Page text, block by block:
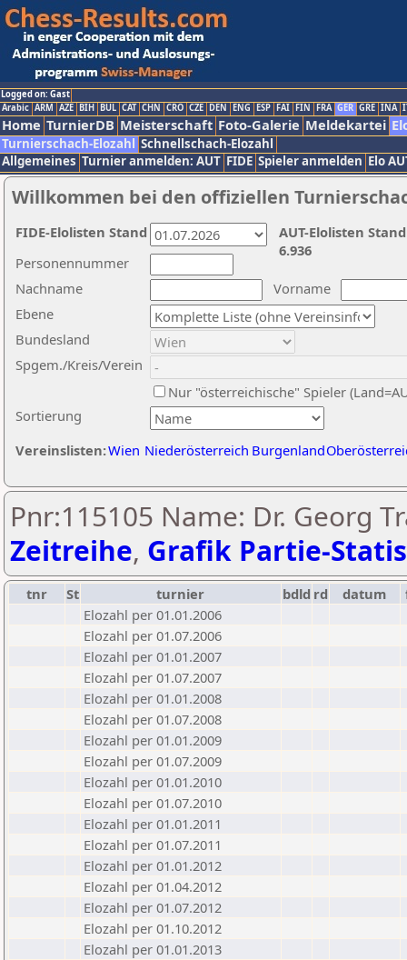
Logged on: Gast
Arabic ARM AZE BIH BUL CAT CHN CRO CZE DEN ENG ESP FAI FIN FRA GER GRE INA
Home TurnierDB Meisterschaft Foto-Galerie Meldekartei
Turnierschach-Elozahl Schnellschach-Elozahl
Allgemeines Turnier anmelden: AUT FIDE Spieler anmelden Elo
Willkommen bei den offiziellen
Nachname
Vorname
Ebene
Sortierung
Personennummer
Bundesland
Spgem./Kreis/Verein
Nur "österreichische" Spieler
Vereinslisten:Wien Niederösterreich Burgenland
AUT-Elolisten
6.936
FIDE-Elolisten Stand
Pnr:115105 Name: Dr. Georg
Zeitreihe, Grafik Partie-
tnr St turnier bdld rd datum
Elozahl per 01.01.2006
Elozahl per 01.07.2006
Elozahl per 01.01.2007
Elozahl per 01.07.2007
Elozahl per 01.01.2008
Elozahl per 01.07.2008
Elozahl per 01.01.2009
Elozahl per 01.07.2009
Elozahl per 01.01.2010
Elozahl per 01.07.2010
Elozahl per 01.01.2011
Elozahl per 01.07.2011
Elozahl per 01.01.2012
Elozahl per 01.04.2012
Elozahl per 01.07.2012
Elozahl per 01.10.2012
Elozahl per 01.01.2013